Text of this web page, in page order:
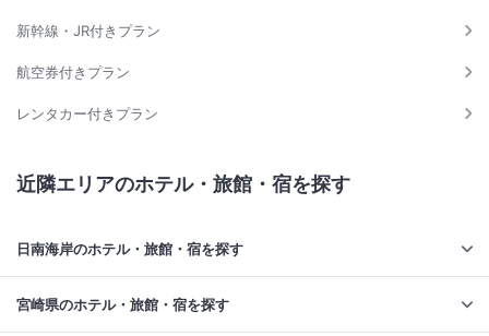
新幹線・JR付きプラン
航空券付きプラン
レンタカー付きプラン
近隣エリアのホテル・旅館・宿を探す
日南海岸のホテル・旅館・宿を探す
宮崎県のホテル・旅館・宿を探す